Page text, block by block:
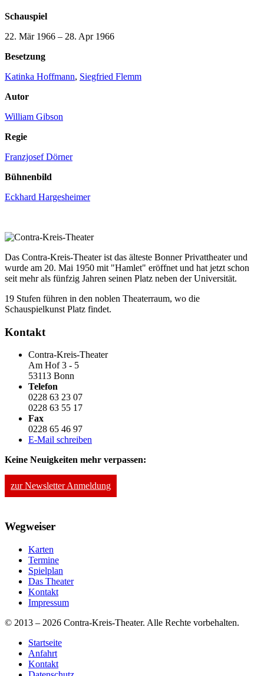
Schauspiel
22. Mär 1966 – 28. Apr 1966
Besetzung
Katinka Hoffmann, Siegfried Flemm
Autor
William Gibson
Regie
Franzjosef Dörner
Bühnenbild
Eckhard Hargesheimer
Das Contra-Kreis-Theater ist das älteste Bonner Privattheater und
wurde am 20. Mai 1950 mit "Hamlet" eröffnet und hat jetzt schon
seit mehr als fünfzig Jahren seinen Platz neben der Universität.
19 Stufen führen in den noblen Theaterraum, wo die
Schauspielkunst Platz findet.
Kontakt
Contra-Kreis-Theater
Am Hof 3 - 5
53113 Bonn
Telefon
0228 63 23 07
0228 63 55 17
Fax
0228 65 46 97
E-Mail schreiben
Keine Neuigkeiten mehr verpassen:
zur Newsletter Anmeldung
Wegweiser
Karten
Termine
Spielplan
Das Theater
Kontakt
Impressum
© 2013 – 2026 Contra-Kreis-Theater. Alle Rechte vorbehalten.
Startseite
Anfahrt
Kontakt